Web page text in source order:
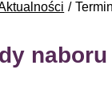
naboru